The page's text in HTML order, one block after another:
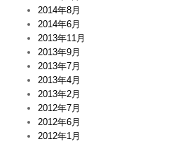
2014年8月
2014年6月
2013年11月
2013年9月
2013年7月
2013年4月
2013年2月
2012年7月
2012年6月
2012年1月